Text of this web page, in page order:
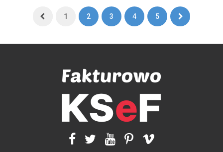
Pierwsza
1 2 3 4 5 Ostatnia